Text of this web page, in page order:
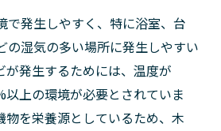
で発生しやすく、特に浴室、台
の湿気の多い場所に発生しやすい
が発生するためには、温度が
上の環境が必要とされていま
物を栄養源としているため、木